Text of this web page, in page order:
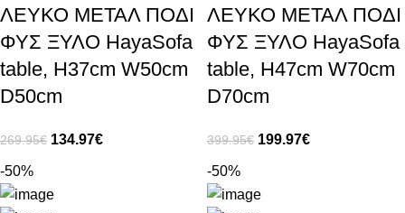
ΛΕΥΚΟ ΜΕΤΑΛ ΠΟΔΙ
ΦΥΣ ΞΥΛΟ HayaSofa
table, H37cm W50cm
D50cm
269.95€ 134.97€
ΛΕΥΚΟ ΜΕΤΑΛ ΠΟΔΙ
ΦΥΣ ΞΥΛΟ HayaSofa
table, H47cm W70cm
D70cm
399.95€ 199.97€
-50% -50%